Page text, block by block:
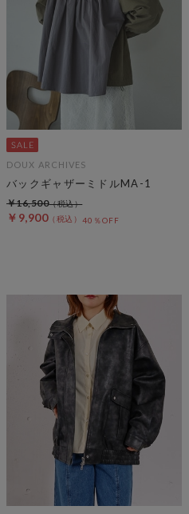
DOUX ARCHIVES
バックギャザーミドルMA-1
￥9,900 40％OFF
￥16,500